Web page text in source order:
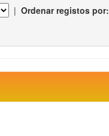
| Ordenar registos por: